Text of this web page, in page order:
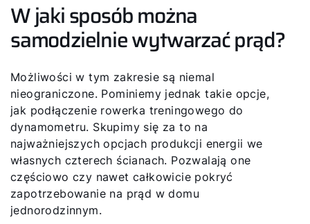
W jaki sposób można
samodzielnie wytwarzać prąd?
Możliwości w tym zakresie są niemal
nieograniczone. Pominiemy jednak takie opcje,
jak podłączenie rowerka treningowego do
dynamometru. Skupimy się za to na
najważniejszych opcjach produkcji energii we
własnych czterech ścianach. Pozwalają one
częściowo czy nawet całkowicie pokryć
zapotrzebowanie na prąd w domu
jednorodzinnym.